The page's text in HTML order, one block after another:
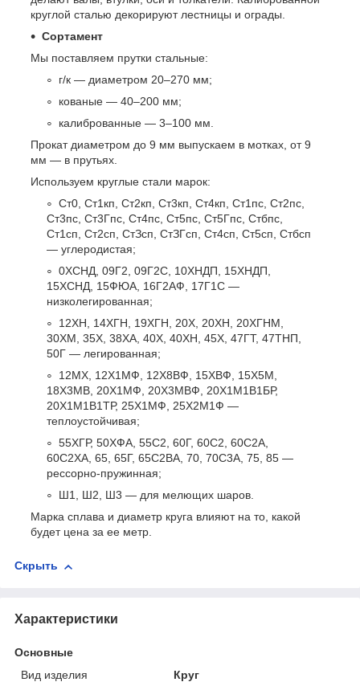
круглой сталью декорируют лестницы и ограды.
Сортамент
Мы поставляем прутки стальные:
г/к — диаметром 20–270 мм;
кованые — 40–200 мм;
калиброванные — 3–100 мм.
Прокат диаметром до 9 мм выпускаем в мотках, от 9
мм — в прутьях.
Используем круглые стали марок:
Ст0, Ст1кп, Ст2кп, Ст3кп, Ст4кп, Ст1пс, Ст2пс,
Ст3пс, Ст3Гпс, Ст4пс, Ст5пс, Ст5Гпс, Стбпс,
Ст1сп, Ст2сп, СтЗсп, СтЗГсп, Ст4сп, Ст5сп, Стбсп
— углеродистая;
0ХСНД, 09Г2, 09Г2С, 10ХНДП, 15ХНДП,
15ХСНД, 15ФЮА, 16Г2АФ, 17Г1С —
низколегированная;
12ХН, 14ХГН, 19ХГН, 20Х, 20ХН, 20ХГНМ,
30ХМ, 35Х, 38ХА, 40Х, 40ХН, 45Х, 47ГТ, 47ТНП,
50Г — легированная;
12МХ, 12Х1МФ, 12Х8ВФ, 15ХВФ, 15Х5М,
18Х3МВ, 20Х1МФ, 20Х3МВФ, 20Х1М1В1БР,
20Х1М1В1ТР, 25Х1МФ, 25Х2М1Ф —
теплоустойчивая;
55ХГР, 50ХФА, 55С2, 60Г, 60С2, 60С2А,
60С2ХА, 65, 65Г, 65С2ВА, 70, 70С3А, 75, 85 —
рессорно-пружинная;
Ш1, Ш2, Ш3 — для мелющих шаров.
Марка сплава и диаметр круга влияют на то, какой
будет цена за ее метр.
Скрыть
Характеристики
Основные
Вид изделия
Круг